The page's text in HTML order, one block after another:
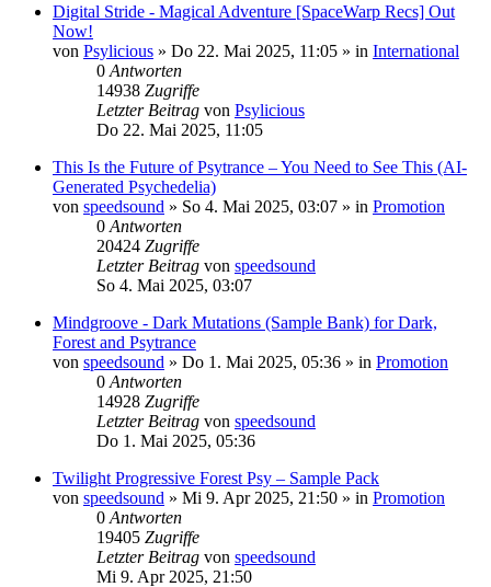
Digital Stride - Magical Adventure [SpaceWarp Recs] Out
Now!
von Psylicious » Do 22. Mai 2025, 11:05 » in International
0 Antworten
14938 Zugriffe
Letzter Beitrag von Psylicious
Do 22. Mai 2025, 11:05
This Is the Future of Psytrance – You Need to See This (AI-
Generated Psychedelia)
von speedsound » So 4. Mai 2025, 03:07 » in Promotion
0 Antworten
20424 Zugriffe
Letzter Beitrag von speedsound
So 4. Mai 2025, 03:07
Mindgroove - Dark Mutations (Sample Bank) for Dark,
Forest and Psytrance
von speedsound » Do 1. Mai 2025, 05:36 » in Promotion
0 Antworten
14928 Zugriffe
Letzter Beitrag von speedsound
Do 1. Mai 2025, 05:36
Twilight Progressive Forest Psy – Sample Pack
von speedsound » Mi 9. Apr 2025, 21:50 » in Promotion
0 Antworten
19405 Zugriffe
Letzter Beitrag von speedsound
Mi 9. Apr 2025, 21:50